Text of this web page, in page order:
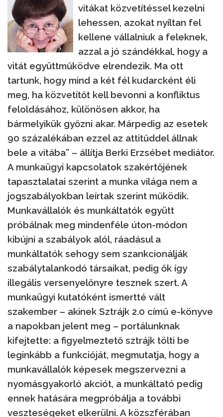
vitákat közvetítéssel kezelni
lehessen, azokat nyíltan fel
kellene vállalniuk a feleknek,
azzal a jó szándékkal, hogy a
vitát együttműködve elrendezik. Ma ott
tartunk, hogy mind a két fél kudarcként éli
meg, ha közvetítőt kell bevonni a konfliktus
feloldásához, különösen akkor, ha
bármelyikük győzni akar. Márpedig az esetek
90 százalékában ezzel az attitűddel állnak
bele a vitába” – állítja Berki Erzsébet mediátor.
A munkaügyi kapcsolatok szakértőjének
tapasztalatai szerint a munka világa nem a
jogszabályokban leírtak szerint működik.
Munkavállalók és munkáltatók együtt
próbálnak meg mindenféle úton-módon
kibújni a szabályok alól, ráadásul a
munkáltatók sehogy sem szankcionálják
szabálytalankodó társaikat, pedig ők így
illegális versenyelőnyre tesznek szert. A
munkaügyi kutatóként ismertté vált
szakember – akinek Sztrájk 2.0 című e-könyve
a napokban jelent meg – portálunknak
kifejtette: a figyelmeztető sztrájk tölti be
leginkább a funkcióját, megmutatja, hogy a
munkavállalók képesek megszervezni a
nyomásgyakorló akciót, a munkáltató pedig
ennek hatására megpróbálja a további
veszteségeket elkerülni. A közszférában